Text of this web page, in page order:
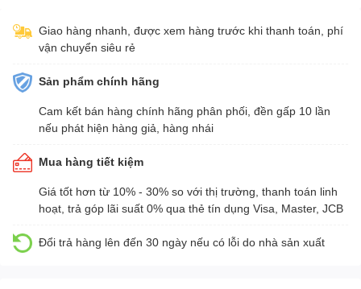
Giao hàng nhanh, được xem hàng trước khi thanh toán, phí
vận chuyển siêu rẻ
Sản phẩm chính hãng
Cam kết bán hàng chính hãng phân phối, đền gấp 10 lần
nếu phát hiện hàng giả, hàng nhái
Mua hàng tiết kiệm
Giá tốt hơn từ 10% - 30% so với thị trường, thanh toán linh
hoạt, trả góp lãi suất 0% qua thẻ tín dụng Visa, Master, JCB
Đổi trả hàng lên đến 30 ngày nếu có lỗi do nhà sản xuất